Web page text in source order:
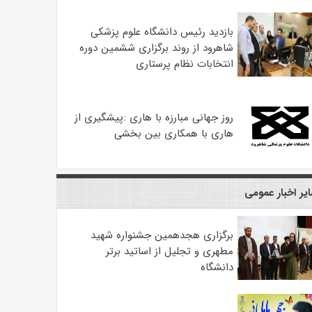
بازدید رئیس دانشگاه علوم پزشکی
شاهرود از روند برگزاری ششمین دوره
انتخابات نظام پرستاری
روز جهانی مبارزه با هاری :پیشگیری از
هاری با همکاری بین بخشی
اخبار عمومی
برگزاری هجدهمین جشنواره شهید
مطهری و تجلیل از اساتید برتر
دانشگاه